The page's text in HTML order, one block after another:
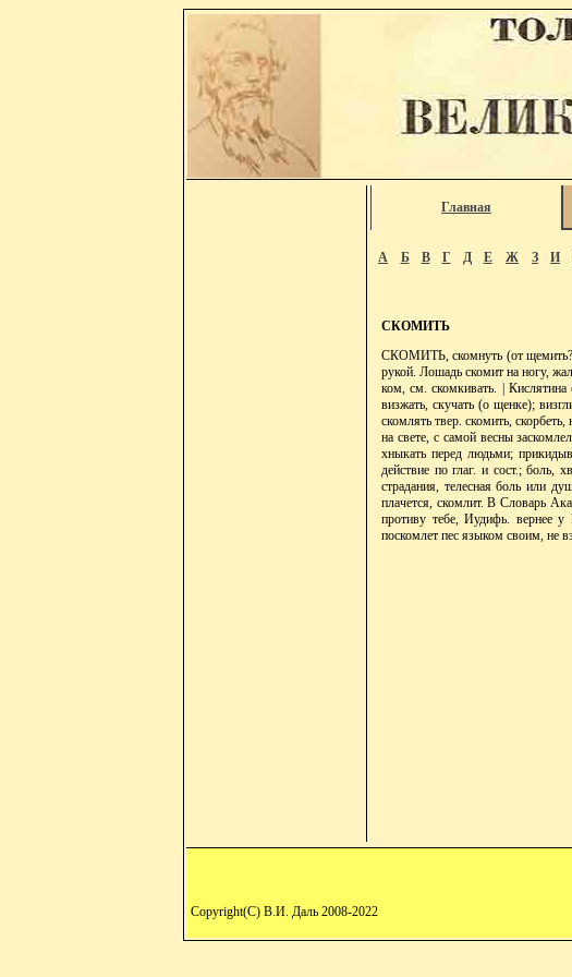
Главная
А Б В Г Д Е Ж З И
СКОМИТЬ
СКОМИТЬ, скомнуть (от щемить?)
рукой. Лошадь скомит на ногу,
ком, см. скомкивать. | Кислятина
визжать, скучать (о щенке);
скомлять твер. скомить,
на свете, с самой весны
хныкать перед людьми;
действие по глаг. и сост.; боль,
страдания, телесная боль или
плачется, скомлит. В Словарь
противу тебе, Иудифь. вернее
поскомлет пес языком своим, не
Copyright(C) В.И. Даль 2008-2022